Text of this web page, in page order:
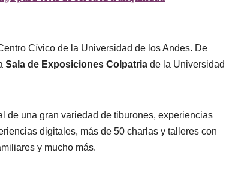
Cívico de la Universidad de los Andes. De
Sala de Exposiciones Colpatria de la Universidad
de una gran variedad de tiburones, experiencias
digitales, más de 50 charlas y talleres con
y mucho más.